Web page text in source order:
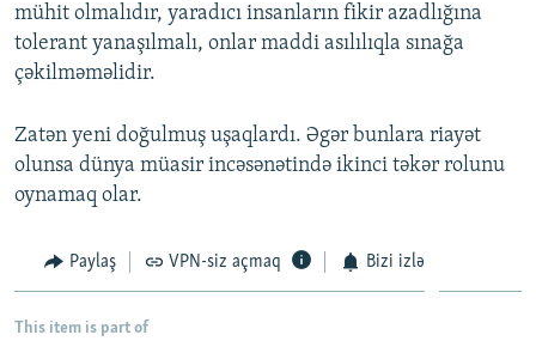
mühit olmalıdır, yaradıcı insanların fikir azadlığına
tolerant yanaşılmalı, onlar maddi asılılıqla sınağa
çəkilməməlidir.
Zatən yeni doğulmuş uşaqlardı. Əgər bunlara riayət
olunsa dünya müasir incəsənətində ikinci təkər rolunu
oynamaq olar.
Paylaş VPN-siz açmaq Bizi izlə
This item is part of